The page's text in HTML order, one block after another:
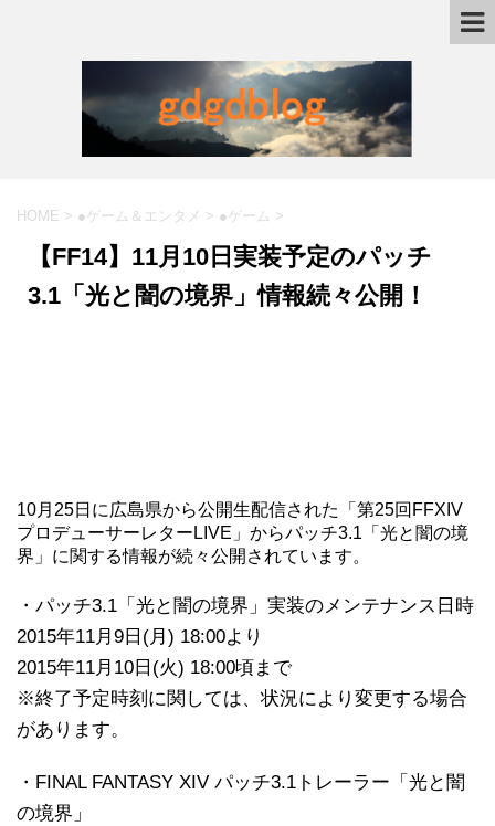
HOME > ●ゲーム＆エンタメ > ●ゲーム >
【FF14】11月10日実装予定のパッチ
3.1「光と闇の境界」情報続々公開！
10月25日に広島県から公開生配信された「第25回FFXIV
プロデューサーレターLIVE」からパッチ3.1「光と闇の境
界」に関する情報が続々公開されています。
・パッチ3.1「光と闇の境界」実装のメンテナンス日時
2015年11月9日(月) 18:00より
2015年11月10日(火) 18:00頃まで
※終了予定時刻に関しては、状況により変更する場合
があります。
・FINAL FANTASY XIV パッチ3.1トレーラー「光と闇
の境界」